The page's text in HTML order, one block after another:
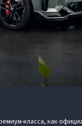
класса, как